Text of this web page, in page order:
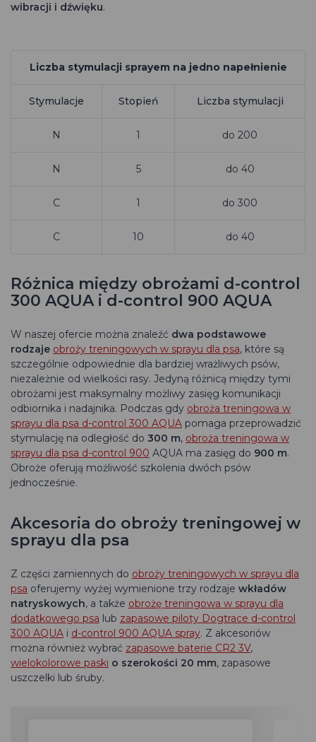
wibracji i dźwięku.
Liczba stymulacji sprayem na jedno napełnienie
Stymulacje Stopień Liczba stymulacji
N 1 do 200
N 5 do 40
C 1 do 300
C 10 do 40
Różnica między obrożami d-control
300 AQUA i d-control 900 AQUA
W naszej ofercie można znaleźć dwa podstawowe
rodzaje obroży treningowych w sprayu dla psa, które są
szczególnie odpowiednie dla bardziej wrażliwych psów,
niezależnie od wielkości rasy. Jedyną różnicą między tymi
obrożami jest maksymalny możliwy zasięg komunikacji
odbiornika i nadajnika. Podczas gdy obroża treningowa w
sprayu dla psa d-control 300 AQUA pomaga przeprowadzić
stymulację na odległość do 300 m, obroża treningowa w
sprayu dla psa d-control 900 AQUA ma zasięg do 900 m.
Obroże oferują możliwość szkolenia dwóch psów
jednocześnie.
Akcesoria do obroży treningowej w
sprayu dla psa
Z części zamiennych do obroży treningowych w sprayu dla
psa oferujemy wyżej wymienione trzy rodzaje wkładów
natryskowych, a także obrożę treningowa w sprayu dla
dodatkowego psa lub zapasowe piloty Dogtrace d-control
300 AQUA i d-control 900 AQUA spray. Z akcesoriów
można również wybrać zapasowe baterie CR2 3V,
wielokolorowe paski o szerokości 20 mm, zapasowe
uszczelki lub śruby.